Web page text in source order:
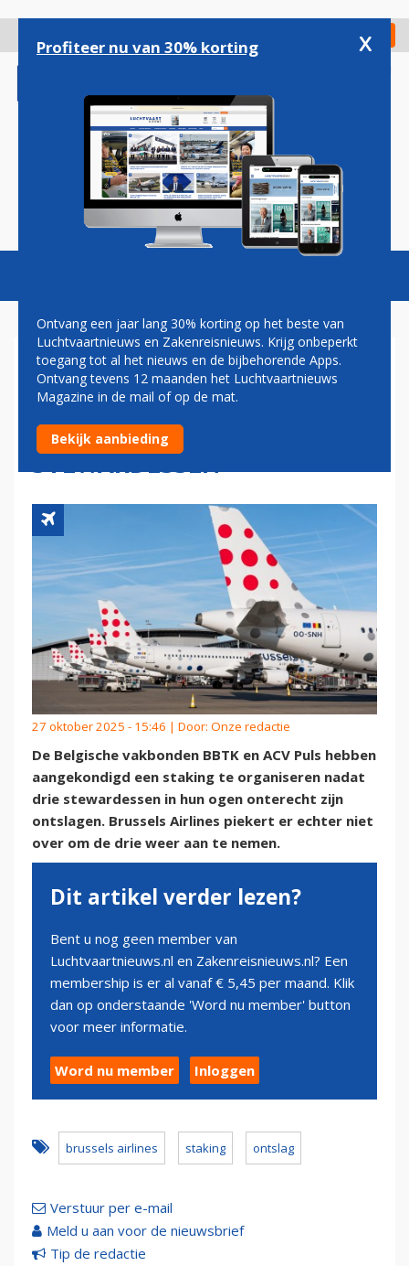
gaan
Check in
Magazine Podcasts Vacatures
VAKBONDEN BRUSSELS
AIRLINES DREIGEN MET
STAKING NA ONTSLAG DRIE
STEWARDESSEN
27 oktober 2025 - 15:46 | Door: Onze redactie
De Belgische vakbonden BBTK en ACV Puls hebben
aangekondigd een staking te organiseren nadat
drie stewardessen in hun ogen onterecht zijn
ontslagen. Brussels Airlines piekert er echter niet
over om de drie weer aan te nemen.
Dit artikel verder lezen?
Bent u nog geen member van
Luchtvaartnieuws.nl en Zakenreisnieuws.nl? Een
membership is er al vanaf € 5,45 per maand. Klik
dan op onderstaande 'Word nu member' button
voor meer informatie.
Word nu member Inloggen
brussels airlines staking ontslag
Verstuur per e-mail
Meld u aan voor de nieuwsbrief
Tip de redactie
Profiteer nu van 30% korting x
Ontvang een jaar lang 30% korting op het beste van
Luchtvaartnieuws en Zakenreisnieuws. Krijg onbeperkt
toegang tot al het nieuws en de bijbehorende Apps.
Ontvang tevens 12 maanden het Luchtvaartnieuws
Magazine in de mail of op de mat.
Bekijk aanbieding